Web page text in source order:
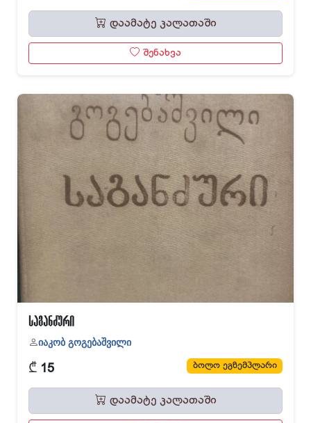
დაამატე კალათაში
შენახვა
საგანძური
იაკობ გოგებაშვილი
₾ 15 ბოლო ეგზემპლარი
დაამატე კალათაში